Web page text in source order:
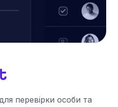
перевірки особи та